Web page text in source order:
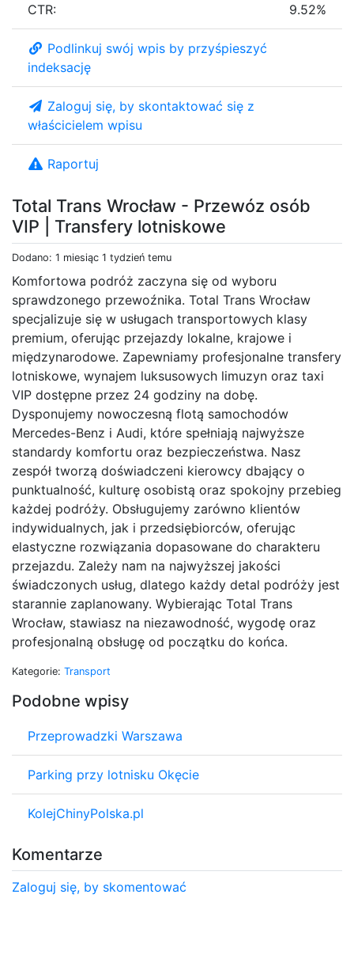
Total Trans Wrocław - Przewóz osób
VIP | Transfery lotniskowe
Dodano: 1 miesiąc 1 tydzień temu
Komfortowa podróż zaczyna się od wyboru
sprawdzonego przewoźnika. Total Trans Wrocław
specjalizuje się w usługach transportowych klasy
premium, oferując przejazdy lokalne, krajowe i
międzynarodowe. Zapewniamy profesjonalne transfery
lotniskowe, wynajem luksusowych limuzyn oraz taxi
VIP dostępne przez 24 godziny na dobę.
Dysponujemy nowoczesną flotą samochodów
Mercedes-Benz i Audi, które spełniają najwyższe
standardy komfortu oraz bezpieczeństwa. Nasz
zespół tworzą doświadczeni kierowcy dbający o
punktualność, kulturę osobistą oraz spokojny przebieg
każdej podróży. Obsługujemy zarówno klientów
indywidualnych, jak i przedsiębiorców, oferując
elastyczne rozwiązania dopasowane do charakteru
przejazdu. Zależy nam na najwyższej jakości
świadczonych usług, dlatego każdy detal podróży jest
starannie zaplanowany. Wybierając Total Trans
Wrocław, stawiasz na niezawodność, wygodę oraz
profesjonalną obsługę od początku do końca.
Kategorie: Transport
Podobne wpisy
Przeprowadzki Warszawa
Parking przy lotnisku Okęcie
KolejChinyPolska.pl
Komentarze
Zaloguj się, by skomentować
CTR: 9.52%
Podlinkuj swój wpis by przyśpieszyć
indeksację
Zaloguj się, by skontaktować się z
właścicielem wpisu
Raportuj